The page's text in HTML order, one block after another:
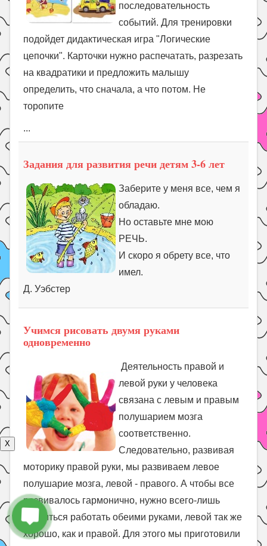
последовательность
событий. Для тренировки
подойдет дидактическая игра "Логические
цепочки". Карточки нужно распечатать, разрезать
на квадратики и предложить малышу
определить, что сначала, а что потом. Не
торопите
...
Задания для развития речи детям 3-6 лет
Заберите у меня все, чем я
обладаю.
Но оставьте мне мою
РЕЧЬ.
И скоро я обрету все, что
имел.
Д. Уэбстер
Учимся рисовать двумя руками
одновременно
Деятельность правой и
левой руки у человека
связана с левым и правым
полушарием мозга
соответственно.
Следовательно, развивая
моторику правой руки, мы развиваем левое
полушарие мозга, левой - правого. А чтобы все
развивалось гармонично, нужно всего-лишь
научиться работать обеими руками, левой так же
хорошо, как и правой. Для этого мы приготовили
X